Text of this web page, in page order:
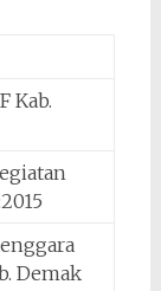
Kab.
Demak